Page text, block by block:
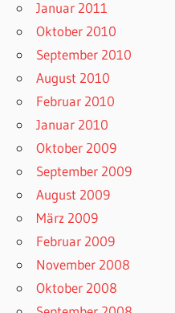
Januar 2011
Oktober 2010
September 2010
August 2010
Februar 2010
Januar 2010
Oktober 2009
September 2009
August 2009
März 2009
Februar 2009
November 2008
Oktober 2008